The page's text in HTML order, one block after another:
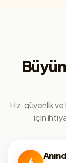
Hız, güvenlik
için